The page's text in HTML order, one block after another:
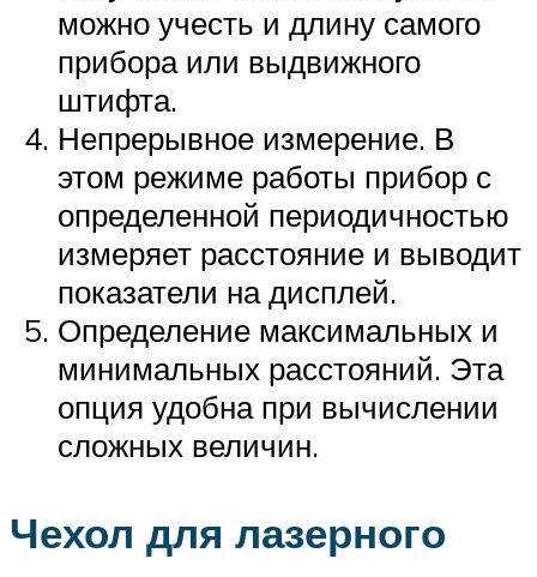
можно учесть и длину самого
прибора или выдвижного
штифта.
Непрерывное измерение. В
этом режиме работы прибор с
определенной периодичностью
измеряет расстояние и выводит
показатели на дисплей.
Определение максимальных и
минимальных расстояний. Эта
опция удобна при вычислении
сложных величин.
Чехол для лазерного